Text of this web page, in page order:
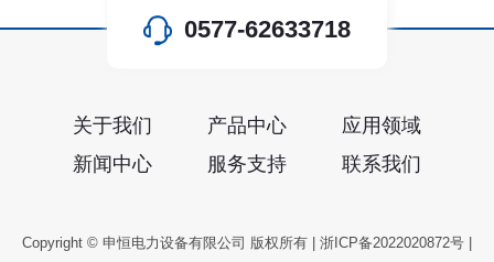
0577-62633718
关于我们 产品中心
应用领域
新闻中心
服务支持 联系我们
Copyright © 申恒电力设备有限公司 版权所有 | 浙ICP备2022020872号